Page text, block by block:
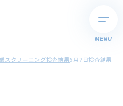
MENU
スクリーニング検査結果6月7日検査結果